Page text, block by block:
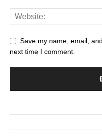
Save my name, email,
next time I comment.